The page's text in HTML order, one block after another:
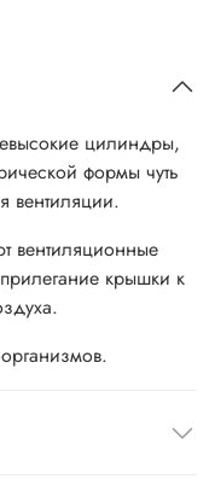
цилиндры,
формы чуть
вентиляции.
вентиляционные
крышки к